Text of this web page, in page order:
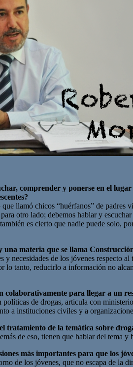
comprender y ponerse en el
llamó chicos “huérfanos” de padres
otro lado; debemos hablar y
es cierto que nadie puede solo,
materia que se llama
y necesidades de los jóvenes respecto
lo tanto, reducirlo a información no
para llegar a un
de drogas, articula con
a instituciones civiles y a
tratamiento de la temática sobre
de eso, tienen que hablar del tema y
más importantes para que los
de los jóvenes, que no escapa de la